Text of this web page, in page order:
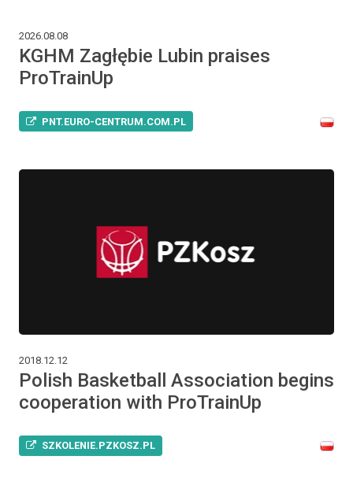
2026.08.08
KGHM Zagłębie Lubin praises
ProTrainUp
PNT.EURO-CENTRUM.COM.PL
2018.12.12
Polish Basketball Association begins
cooperation with ProTrainUp
SZKOLENIE.PZKOSZ.PL